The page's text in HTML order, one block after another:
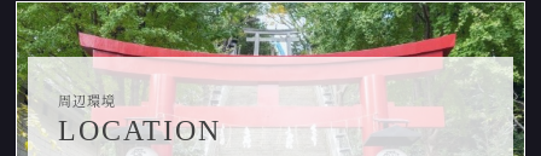
周辺環境
LOCATION